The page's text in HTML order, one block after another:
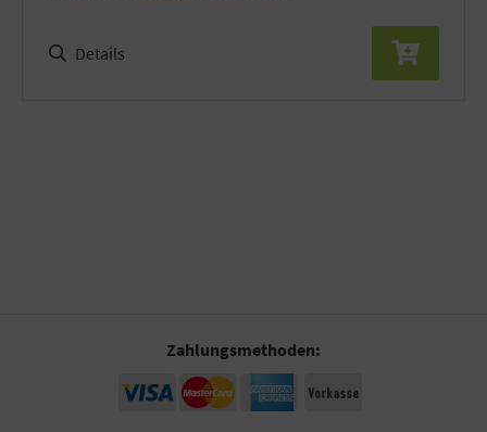
Details
Zahlungsmethoden: